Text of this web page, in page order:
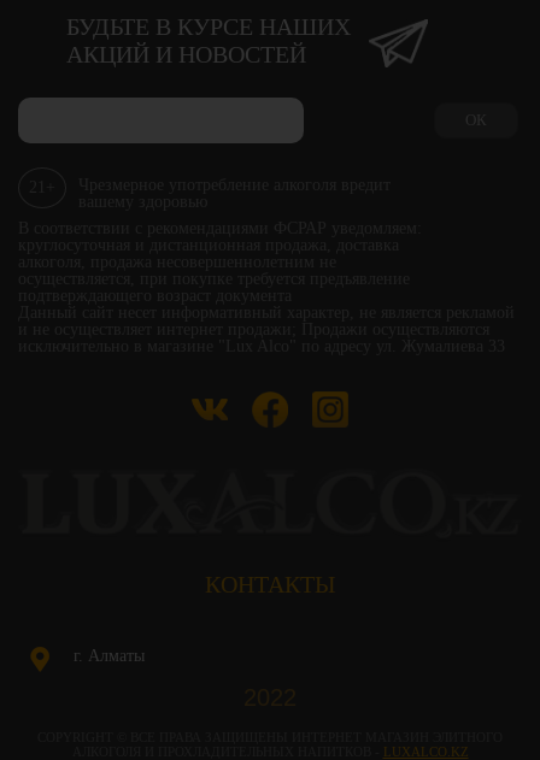
БУДЬТЕ В КУРСЕ НАШИХ
АКЦИЙ И НОВОСТЕЙ
ОК
КОНТАКТЫ
г. Алматы
LUXALCO.KZ